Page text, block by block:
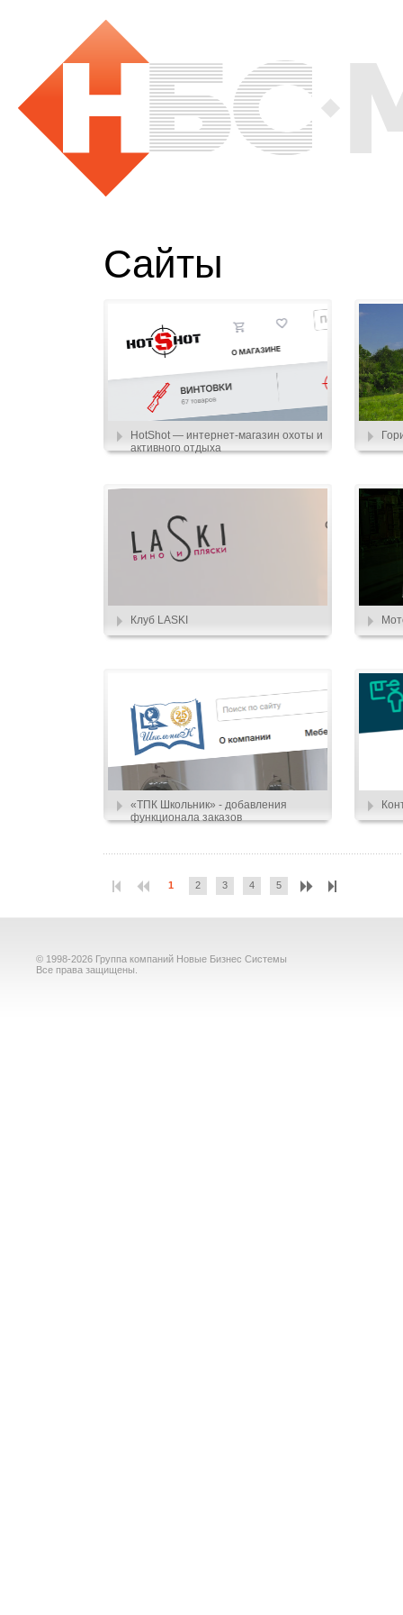
Сайты
HotShot — интернет-магазин охоты и
активного отдыха
Клуб LASKI
«ТПК Школьник» - добавления
функционала заказов
1 2 3 4 5
© 1998-2026 Группа компаний Новые Бизнес Системы
Все права защищены.